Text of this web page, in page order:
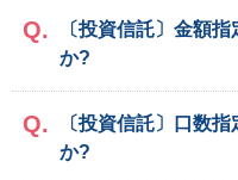
〔投資信託〕金額
か?
〔投資信託〕口数
か?